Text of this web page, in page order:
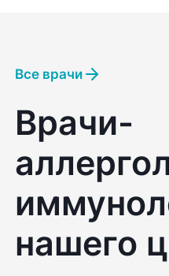
Все врачи
Врачи-
нашего